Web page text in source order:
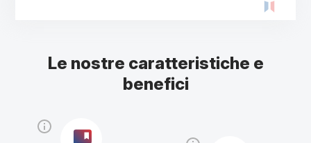
Le nostre caratteristiche e
benefici